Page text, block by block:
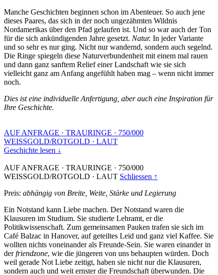
Manche Geschichten beginnen schon im Abenteuer. So auch jene
dieses Paares, das sich in der noch ungezähmten Wildnis
Nordamerikas über den Pfad gelaufen ist. Und so war auch der Ton
für die sich ankündigenden Jahre gesetzt. Natur. In jeder Variante
und so sehr es nur ging. Nicht nur wandernd, sondern auch segelnd.
Die Ringe spiegeln diese Naturverbundenheit mit einem mal rauen
und dann ganz sanftem Relief einer Landschaft wie sie sich
vielleicht ganz am Anfang angefühlt haben mag – wenn nicht immer
noch.
Dies ist eine individuelle Anfertigung, aber auch eine Inspiration für
Ihre Geschichte.
AUF ANFRAGE · TRAURINGE · 750/000
WEISSGOLD/ROTGOLD · LAUT
Geschichte lesen ↓
AUF ANFRAGE · TRAURINGE · 750/000
WEISSGOLD/ROTGOLD · LAUT Schliessen ↑
Preis: abhängig von Breite, Weite, Stärke und Legierung
Ein Notstand kann Liebe machen. Der Notstand waren die
Klausuren im Studium. Sie studierte Lehramt, er die
Politikwissenschaft. Zum gemeinsamen Pauken trafen sie sich im
Café Balzac in Hanover, auf geteiltes Leid und ganz viel Kaffee. Sie
wollten nichts voneinander als Freunde-Sein. Sie waren einander in
derfriendzone, wie die jüngeren von uns behaupten würden. Doch
weil gerade Not Liebe zeitigt, haben sie nicht nur die Klausuren,
sondern auch und weit ernster die Freundschaft überwunden. Die